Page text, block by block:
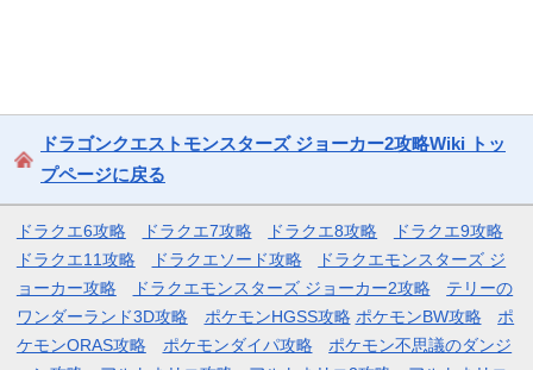
ドラゴンクエストモンスターズ ジョーカー2攻略Wiki トッ
プページに戻る
ドラクエ6攻略 ドラクエ7攻略 ドラクエ8攻略
ドラクエ9攻略
ドラクエ11攻略
ドラクエソード攻略
ドラクエモンスターズ ジ
ョーカー攻略
ドラクエモンスターズ ジョーカー2攻略
テリーの
ワンダーランド3D攻略
ポケモンHGSS攻略 ポケモンBW攻略
ポ
ケモンORAS攻略
ポケモンダイパ攻略
ポケモン不思議のダンジ